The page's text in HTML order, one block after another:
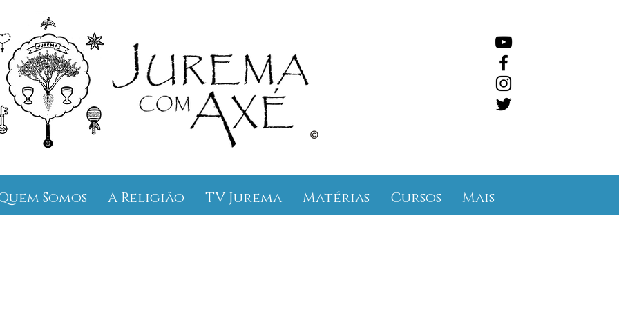
©
Somos A Religião TV Jurema Matérias Cursos Mais